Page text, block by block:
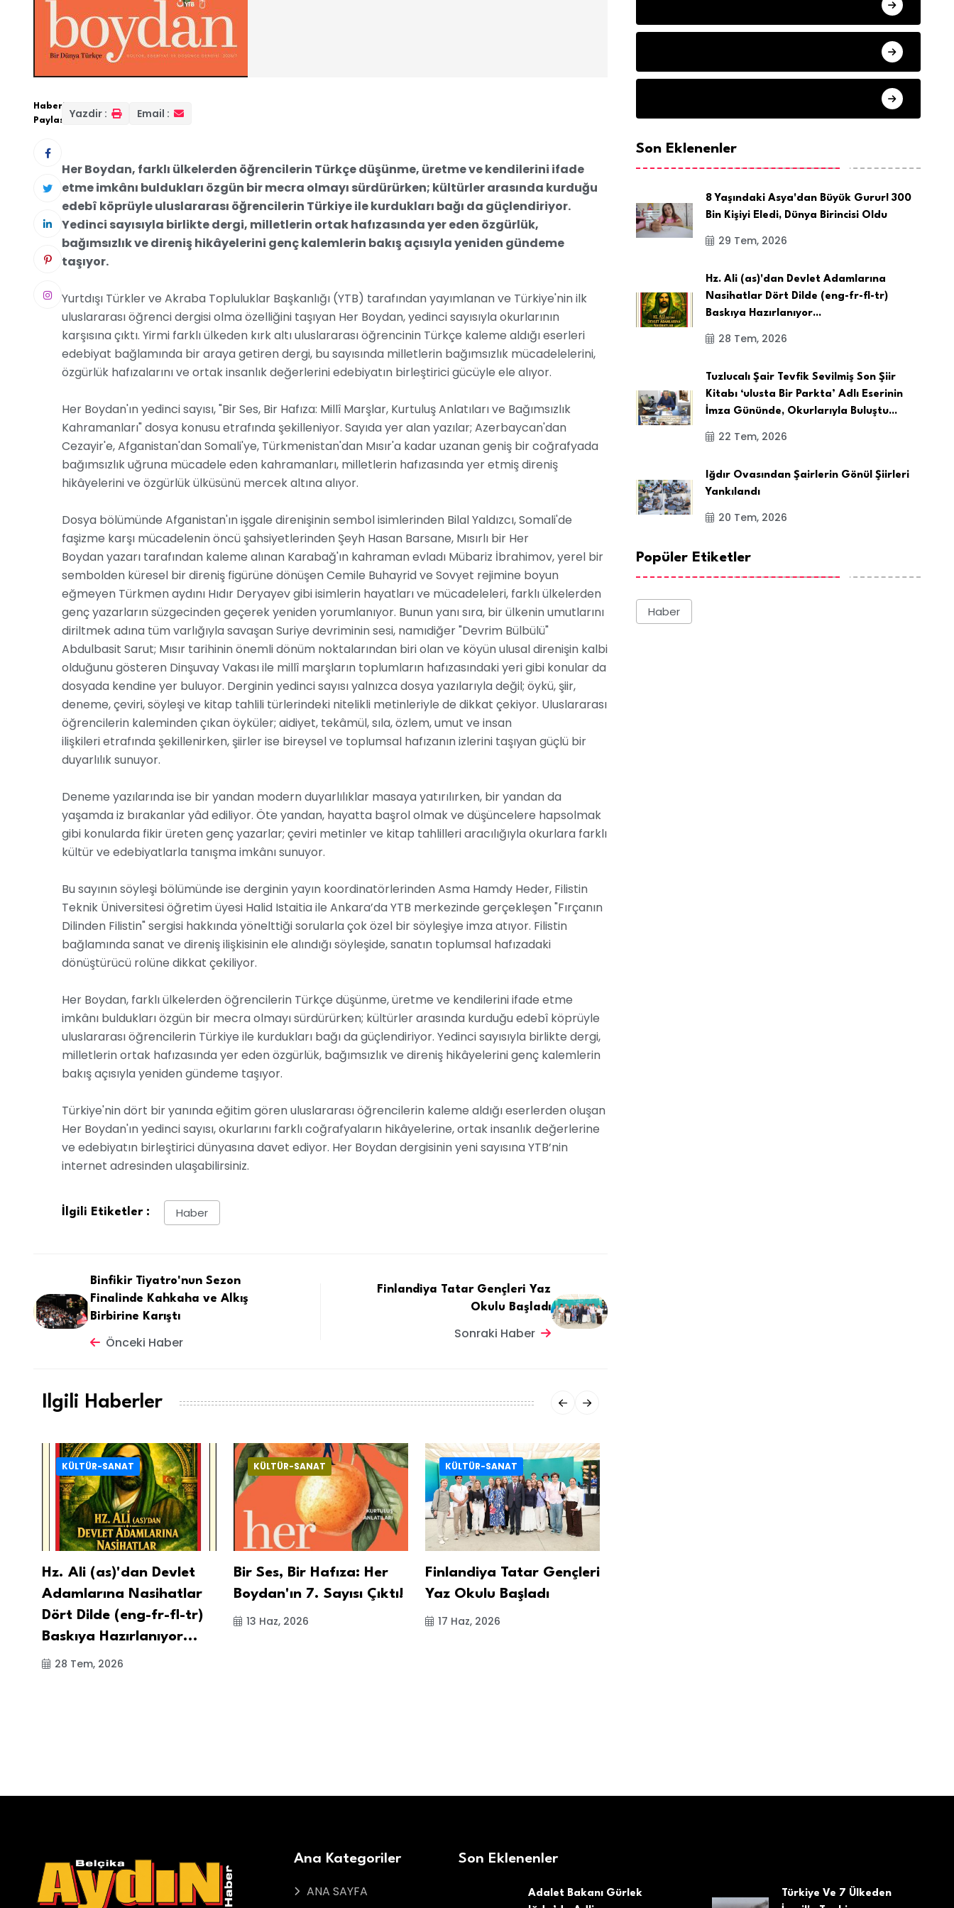
Haberi
Paylas:
Yazdir : Email :
Her Boydan, farklı ülkelerden öğrencilerin Türkçe düşünme, üretme ve kendilerini ifade
etme imkânı buldukları özgün bir mecra olmayı sürdürürken; kültürler arasında kurduğu
edebî köprüyle uluslararası öğrencilerin Türkiye ile kurdukları bağı da güçlendiriyor.
Yedinci sayısıyla birlikte dergi, milletlerin ortak hafızasında yer eden özgürlük,
bağımsızlık ve direniş hikâyelerini genç kalemlerin bakış açısıyla yeniden gündeme
taşıyor.
Yurtdışı Türkler ve Akraba Topluluklar Başkanlığı (YTB) tarafından yayımlanan ve Türkiye'nin ilk
uluslararası öğrenci dergisi olma özelliğini taşıyan Her Boydan, yedinci sayısıyla okurlarının
karşısına çıktı. Yirmi farklı ülkeden kırk altı uluslararası öğrencinin Türkçe kaleme aldığı eserleri
edebiyat bağlamında bir araya getiren dergi, bu sayısında milletlerin bağımsızlık mücadelelerini,
özgürlük hafızalarını ve ortak insanlık değerlerini edebiyatın birleştirici gücüyle ele alıyor.
Her Boydan'ın yedinci sayısı, "Bir Ses, Bir Hafıza: Millî Marşlar, Kurtuluş Anlatıları ve Bağımsızlık
Kahramanları" dosya konusu etrafında şekilleniyor. Sayıda yer alan yazılar; Azerbaycan'dan
Cezayir'e, Afganistan'dan Somali'ye, Türkmenistan'dan Mısır'a kadar uzanan geniş bir coğrafyada
bağımsızlık uğruna mücadele eden kahramanları, milletlerin hafızasında yer etmiş direniş
hikâyelerini ve özgürlük ülküsünü mercek altına alıyor.
Dosya bölümünde Afganistan'ın işgale direnişinin sembol isimlerinden Bilal Yaldızcı, Somali'de
faşizme karşı mücadelenin öncü şahsiyetlerinden Şeyh Hasan Barsane, Mısırlı bir Her
Boydan yazarı tarafından kaleme alınan Karabağ'ın kahraman evladı Mübariz İbrahimov, yerel bir
sembolden küresel bir direniş figürüne dönüşen Cemile Buhayrid ve Sovyet rejimine boyun
eğmeyen Türkmen aydını Hıdır Deryayev gibi isimlerin hayatları ve mücadeleleri, farklı ülkelerden
genç yazarların süzgecinden geçerek yeniden yorumlanıyor. Bunun yanı sıra, bir ülkenin umutlarını
diriltmek adına tüm varlığıyla savaşan Suriye devriminin sesi, namıdiğer "Devrim Bülbülü"
Abdulbasit Sarut; Mısır tarihinin önemli dönüm noktalarından biri olan ve köyün ulusal direnişin kalbi
olduğunu gösteren Dinşuvay Vakası ile millî marşların toplumların hafızasındaki yeri gibi konular da
dosyada kendine yer buluyor. Derginin yedinci sayısı yalnızca dosya yazılarıyla değil; öykü, şiir,
deneme, çeviri, söyleşi ve kitap tahlili türlerindeki nitelikli metinleriyle de dikkat çekiyor. Uluslararası
öğrencilerin kaleminden çıkan öyküler; aidiyet, tekâmül, sıla, özlem, umut ve insan
ilişkileri etrafında şekillenirken, şiirler ise bireysel ve toplumsal hafızanın izlerini taşıyan güçlü bir
duyarlılık sunuyor.
Deneme yazılarında ise bir yandan modern duyarlılıklar masaya yatırılırken, bir yandan da
yaşamda iz bırakanlar yâd ediliyor. Öte yandan, hayatta başrol olmak ve düşüncelere hapsolmak
gibi konularda fikir üreten genç yazarlar; çeviri metinler ve kitap tahlilleri aracılığıyla okurlara farklı
kültür ve edebiyatlarla tanışma imkânı sunuyor.
Bu sayının söyleşi bölümünde ise derginin yayın koordinatörlerinden Asma Hamdy Heder, Filistin
Teknik Üniversitesi öğretim üyesi Halid Istaitia ile Ankara’da YTB merkezinde gerçekleşen "Fırçanın
Dilinden Filistin" sergisi hakkında yönelttiği sorularla çok özel bir söyleşiye imza atıyor. Filistin
bağlamında sanat ve direniş ilişkisinin ele alındığı söyleşide, sanatın toplumsal hafızadaki
dönüştürücü rolüne dikkat çekiliyor.
Her Boydan, farklı ülkelerden öğrencilerin Türkçe düşünme, üretme ve kendilerini ifade etme
imkânı buldukları özgün bir mecra olmayı sürdürürken; kültürler arasında kurduğu edebî köprüyle
uluslararası öğrencilerin Türkiye ile kurdukları bağı da güçlendiriyor. Yedinci sayısıyla birlikte dergi,
milletlerin ortak hafızasında yer eden özgürlük, bağımsızlık ve direniş hikâyelerini genç kalemlerin
bakış açısıyla yeniden gündeme taşıyor.
Türkiye'nin dört bir yanında eğitim gören uluslararası öğrencilerin kaleme aldığı eserlerden oluşan
Her Boydan'ın yedinci sayısı, okurlarını farklı coğrafyaların hikâyelerine, ortak insanlık değerlerine
ve edebiyatın birleştirici dünyasına davet ediyor. Her Boydan dergisinin yeni sayısına YTB’nin
internet adresinden ulaşabilirsiniz.
İlgili Etiketler : Haber
Binfikir Tiyatro'nun Sezon
Finalinde Kahkaha ve Alkış
Birbirine Karıştı
Önceki Haber
Finlandiya Tatar Gençleri Yaz
Okulu Başladı
Sonraki Haber
Ilgili Haberler
KÜLTÜR-SANAT
Hz. Ali (as)'dan Devlet
Adamlarına Nasihatlar
Dört Dilde (eng-fr-fl-tr)
Baskıya Hazırlanıyor...
28 Tem, 2026
KÜLTÜR-SANAT
Bir Ses, Bir Hafıza: Her
Boydan'ın 7. Sayısı Çıktı!
13 Haz, 2026
KÜLTÜR-SANAT
Finlandiya Tatar Gençleri
Yaz Okulu Başladı
17 Haz, 2026
Son Eklenenler
8 Yaşındaki Asya'dan Büyük Gurur! 300
Bin Kişiyi Eledi, Dünya Birincisi Oldu
29 Tem, 2026
Hz. Ali (as)'dan Devlet Adamlarına
Nasihatlar Dört Dilde (eng-fr-fl-tr)
Baskıya Hazırlanıyor...
28 Tem, 2026
Tuzlucalı Şair Tevfik Sevilmiş Son Şiir
Kitabı ‘ulusta Bir Parkta’ Adlı Eserinin
İmza Gününde, Okurlarıyla Buluştu...
22 Tem, 2026
Iğdır Ovasından Şairlerin Gönül Şiirleri
Yankılandı
20 Tem, 2026
Popüler Etiketler
Haber
Ana Kategoriler
ANA SAYFA
Son Eklenenler
Adalet Bakanı Gürlek
Türkiye Ve 7 Ülkeden